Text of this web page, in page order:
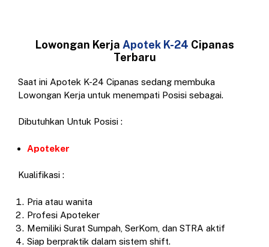
Lowongan Kerja Apotek K-24 Cipanas
Terbaru
Saat ini Apotek K-24 Cipanas sedang membuka
Lowongan Kerja untuk menempati Posisi sebagai.
Dibutuhkan Untuk Posisi :
Apoteker
Kualifikasi :
Pria atau wanita
Profesi Apoteker
Memiliki Surat Sumpah, SerKom, dan STRA aktif
Siap berpraktik dalam sistem shift.